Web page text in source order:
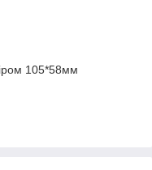
105*58мм